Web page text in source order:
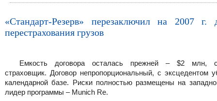
«Стандарт-Резерв» перезаключил на 2007 г.
перестрахования грузов
Емкость договора осталась прежней – $2 млн,
страховщик. Договор непропорциональный, с эксцедентом
календарной базе. Риски полностью размещены на
лидер программы – Munich Re.